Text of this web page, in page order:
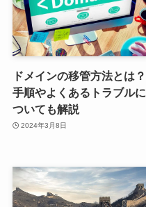
ドメインの移管方法とは？
手順やよくあるトラブルに
ついても解説
2024年3月8日